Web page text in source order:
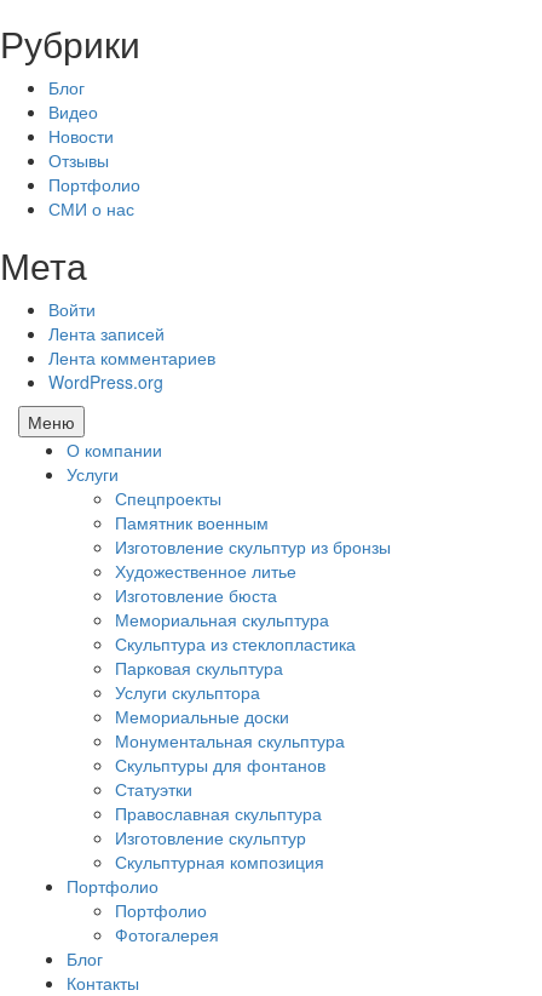
Рубрики
Блог
Видео
Новости
Отзывы
Портфолио
СМИ о нас
Мета
Войти
Лента записей
Лента комментариев
WordPress.org
Меню
О компании
Услуги
Спецпроекты
Памятник военным
Изготовление скульптур из бронзы
Художественное литье
Изготовление бюста
Мемориальная скульптура
Скульптура из стеклопластика
Парковая скульптура
Услуги скульптора
Мемориальные доски
Монументальная скульптура
Скульптуры для фонтанов
Статуэтки
Православная скульптура
Изготовление скульптур
Скульптурная композиция
Портфолио
Портфолио
Фотогалерея
Блог
Контакты